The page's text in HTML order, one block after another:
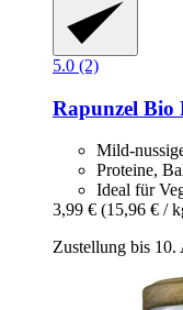
5.0 (2)
Rapunzel Bio
Mild-
Proteine,
Ideal für
3,99 € (15,96 € /
Zustellung bis 10.